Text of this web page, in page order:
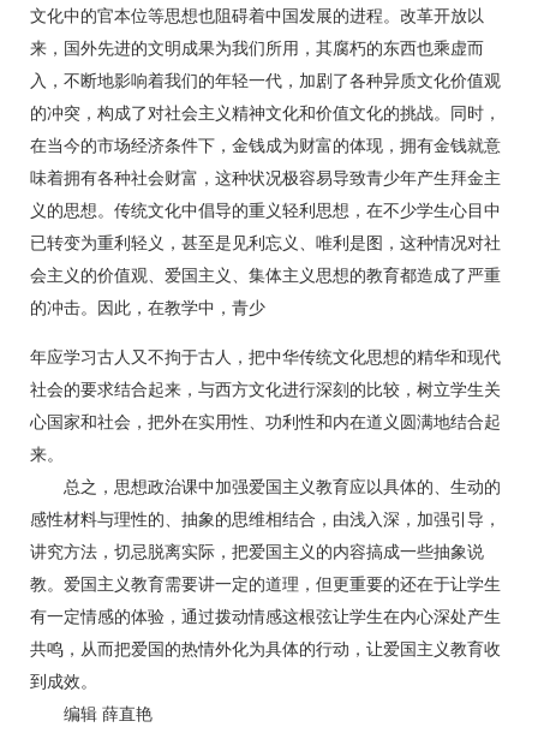
文化中的官本位等思想也阻碍着中国发展的进程。改革开放以
来，国外先进的文明成果为我们所用，其腐朽的东西也乘虚而
入，不断地影响着我们的年轻一代，加剧了各种异质文化价值观
的冲突，构成了对社会主义精神文化和价值文化的挑战。同时，
在当今的市场经济条件下，金钱成为财富的体现，拥有金钱就意
味着拥有各种社会财富，这种状况极容易导致青少年产生拜金主
义的思想。传统文化中倡导的重义轻利思想，在不少学生心目中
已转变为重利轻义，甚至是见利忘义、唯利是图，这种情况对社
会主义的价值观、爱国主义、集体主义思想的教育都造成了严重
的冲击。因此，在教学中，青少
年应学习古人又不拘于古人，把中华传统文化思想的精华和现代
社会的要求结合起来，与西方文化进行深刻的比较，树立学生关
心国家和社会，把外在实用性、功利性和内在道义圆满地结合起
来。
总之，思想政治课中加强爱国主义教育应以具体的、生动的
感性材料与理性的、抽象的思维相结合，由浅入深，加强引导，
讲究方法，切忌脱离实际，把爱国主义的内容搞成一些抽象说
教。爱国主义教育需要讲一定的道理，但更重要的还在于让学生
有一定情感的体验，通过拨动情感这根弦让学生在内心深处产生
共鸣，从而把爱国的热情外化为具体的行动，让爱国主义教育收
到成效。
编辑 薛直艳